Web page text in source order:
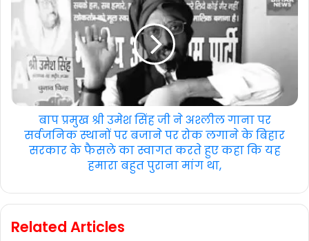
बाप प्रमुख श्री उमेश सिंह जी ने अश्लील गाना पर
सर्वजनिक स्थानों पर बजाने पर रोक लगाने के बिहार
सरकार के फैसले का स्वागत करते हुए कहा कि यह
हमारा बहुत पुराना मांग था,
Related Articles